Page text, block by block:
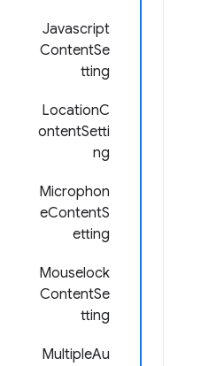
Javascript
ContentSe
tting
LocationC
ontentSetti
ng
Microphon
eContentS
etting
Mouselock
ContentSe
tting
MultipleAu